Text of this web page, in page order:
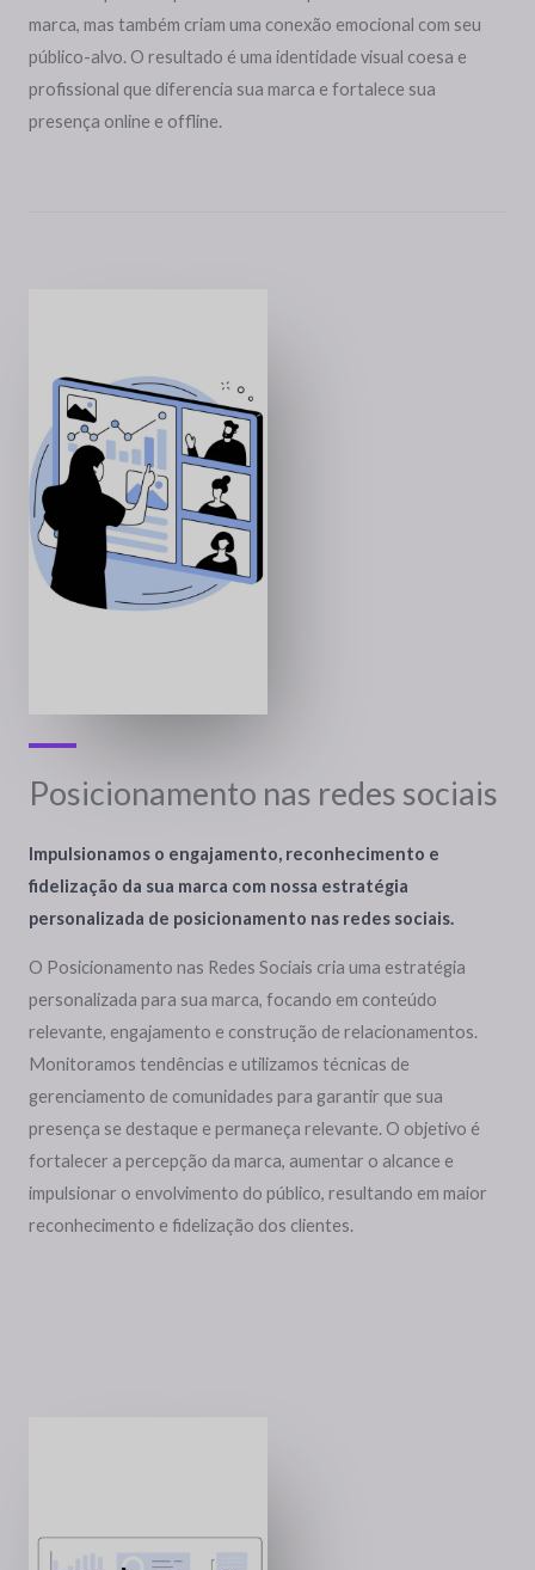
marca, mas também criam uma conexão emocional com seu
público-alvo. O resultado é uma identidade visual coesa e
profissional que diferencia sua marca e fortalece sua
presença online e offline.
Posicionamento nas redes sociais
Impulsionamos o engajamento, reconhecimento e
fidelização da sua marca com nossa estratégia
personalizada de posicionamento nas redes sociais.
O Posicionamento nas Redes Sociais cria uma estratégia
personalizada para sua marca, focando em conteúdo
relevante, engajamento e construção de relacionamentos.
Monitoramos tendências e utilizamos técnicas de
gerenciamento de comunidades para garantir que sua
presença se destaque e permaneça relevante. O objetivo é
fortalecer a percepção da marca, aumentar o alcance e
impulsionar o envolvimento do público, resultando em maior
reconhecimento e fidelização dos clientes.